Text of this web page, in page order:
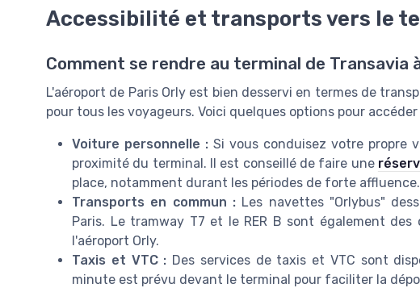
Accessibilité et transports vers le
Comment se rendre au terminal de Transavia
L'aéroport de Paris Orly est bien desservi en termes de
pour tous les voyageurs. Voici quelques options pour
Voiture personnelle : Si vous conduisez votre propre
proximité du terminal. Il est conseillé de faire une
place, notamment durant les périodes de forte affluence.
Transports en commun : Les navettes "Orlybus"
Paris. Le tramway T7 et le RER B sont également
l'aéroport Orly.
Taxis et VTC : Des services de taxis et VTC sont
minute est prévu devant le terminal pour faciliter la